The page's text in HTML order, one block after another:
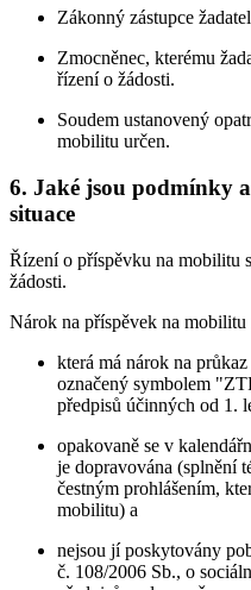
Zákonný zástupce
Zmocněnec, kterému
řízení o žádosti.
Soudem ustanovený
mobilitu určen.
6. Jaké jsou podmínky
situace
Řízení o příspěvku na mobilitu
žádosti.
Nárok na příspěvek na mobilitu
která má nárok na
označený symbolem
předpisů účinných od 1.
opakovaně se v
je dopravována (splnění
čestným prohlášením,
mobilitu) a
nejsou jí poskytovány
č. 108/2006 Sb., o